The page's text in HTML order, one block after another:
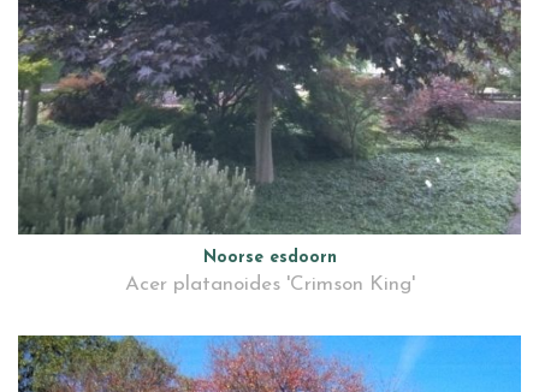
Noorse esdoorn
Acer platanoides 'Crimson King'